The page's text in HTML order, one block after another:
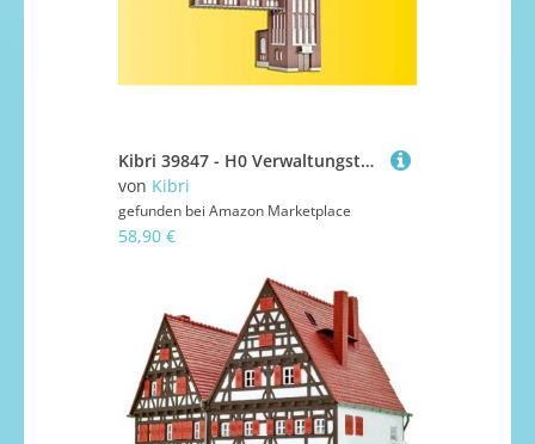
Kibri 39847 - H0 Verwaltungsturm mit Übergängen
von Kibri
gefunden bei Amazon Marketplace
58,90 €